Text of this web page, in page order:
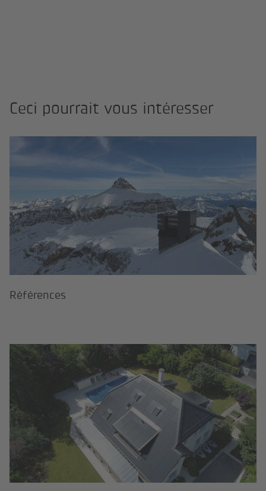
Ceci pourrait vous intéresser
Ré­fé­ren­ces
Votre projet clé en main